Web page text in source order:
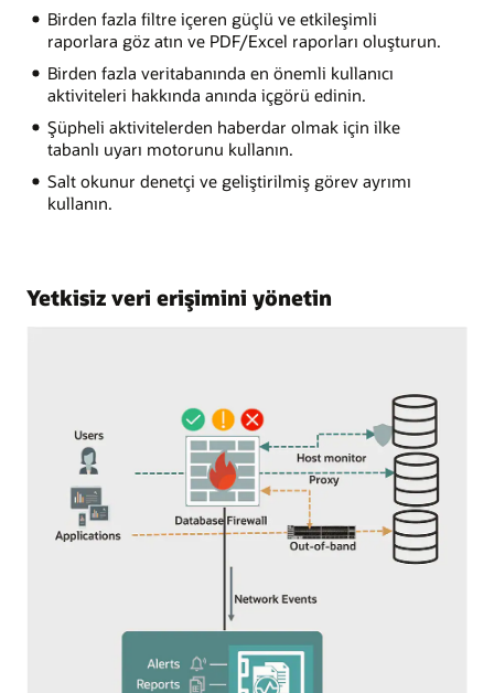
Birden fazla filtre içeren güçlü ve etkileşimli
raporlara göz atın ve PDF/Excel raporları oluşturun.
Birden fazla veritabanında en önemli kullanıcı
aktiviteleri hakkında anında içgörü edinin.
Şüpheli aktivitelerden haberdar olmak için ilke
tabanlı uyarı motorunu kullanın.
Salt okunur denetçi ve geliştirilmiş görev ayrımı
kullanın.
Yetkisiz veri erişimini yönetin